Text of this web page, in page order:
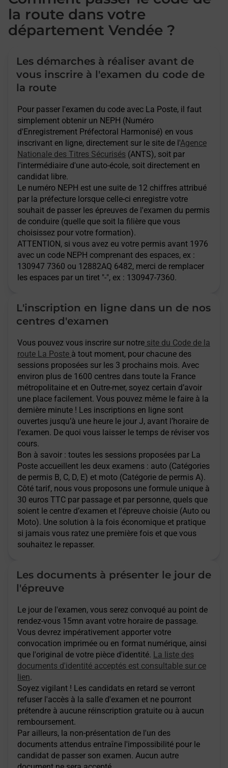
Noirmoutier-en-l'ile - examen code de la
route
Pouzauges - examen code de la route
Saint Gilles Croix De Vie - examen code de
Saint Hilaire De Loulay-Montaigu - examen
code de la route
Saint-jean-de-monts - examen code de la
route
Talmont Saint Hilaire - examen code de la
route
la route dans votre
département Vendée ?
Les démarches à réaliser avant de
vous inscrire à l'examen du code de
la route
Pour passer l'examen du code avec La Poste, il faut
simplement obtenir un NEPH (Numéro
d'Enregistrement Préfectoral Harmonisé) en vous
inscrivant en ligne, directement sur le site de l'Agence
Nationale des Titres Sécurisés (ANTS), soit par
l'intermédiaire d'une auto-école, soit directement en
candidat libre.
Le numéro NEPH est une suite de 12 chiffres attribué
par la préfecture lorsque celle-ci enregistre votre
souhait de passer les épreuves de l'examen du permis
de conduire (quelle que soit la filière que vous
choisissez pour votre formation).
ATTENTION, si vous avez eu votre permis avant 1976
avec un code NEPH comprenant des espaces, ex :
130947 7360 ou 12882AQ 6482, merci de remplacer
les espaces par un tiret "-", ex : 130947-7360.
L'inscription en ligne dans un de nos
centres d'examen
Vous pouvez vous inscrire sur notre site du Code de la
route La Poste à tout moment, pour chacune des
sessions proposées sur les 3 prochains mois. Avec
environ plus de 1600 centres dans toute la France
métropolitaine et en Outre-mer, soyez certain d’avoir
une place facilement. Vous pouvez même le faire à la
dernière minute ! Les inscriptions en ligne sont
ouvertes jusqu’à une heure le jour J, avant l’horaire de
l’examen. De quoi vous laisser le temps de réviser vos
cours.
Bon à savoir : toutes les sessions proposées par La
Poste accueillent les deux examens : auto (Catégories
de permis B, C, D, E) et moto (Catégorie de permis A).
Côté tarif, nous vous proposons une formule unique à
30 euros TTC par passage et par personne, quels que
soient le centre d’examen et l'épreuve choisie (Auto ou
Moto). Une solution à la fois économique et pratique
si jamais vous ratez une première fois et que vous
souhaitez le repasser.
Les documents à présenter le jour de
l'épreuve
Le jour de l'examen, vous serez convoqué au point de
rendez-vous 15mn avant votre horaire de passage.
Vous devrez impérativement apporter votre
convocation imprimée ou en format numérique, ainsi
que l'original de votre pièce d'identité. La liste des
documents d'identité acceptés est consultable sur ce
lien.
Soyez vigilant ! Les candidats en retard se verront
refuser l'accès à la salle d'examen et ne pourront
prétendre à aucune réinscription gratuite ou à aucun
remboursement.
Par ailleurs, la non-présentation de l'un des
documents attendus entraîne l'impossibilité pour le
candidat de passer son examen. Aucun autre